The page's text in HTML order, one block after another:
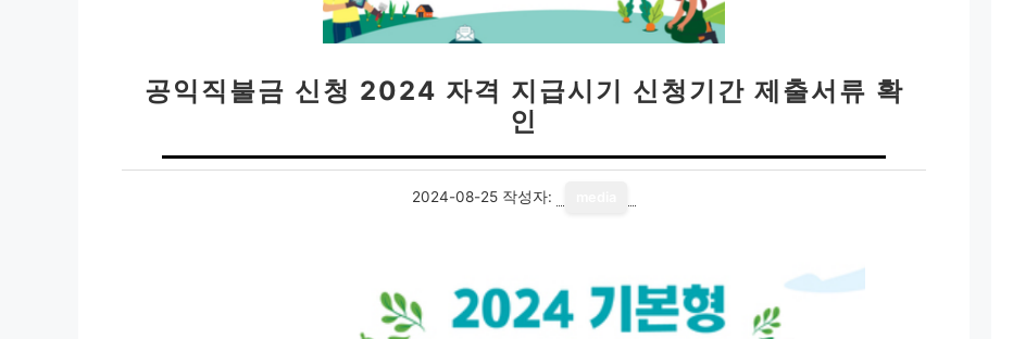
공익직불금 신청 2024 자격 지급시기 신청기간 제출서류 확
인
2024-08-25 작성자: